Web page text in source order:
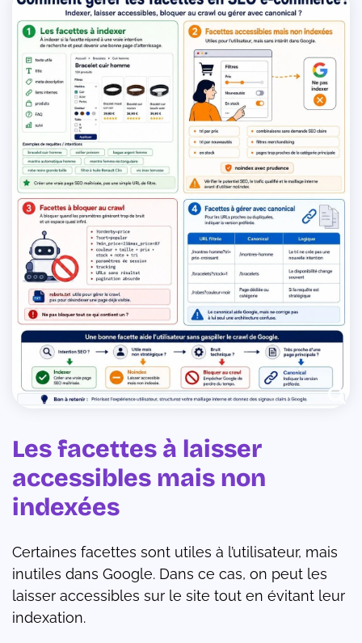
Les facettes à laisser
accessibles mais non
indexées
Certaines facettes sont utiles à l’utilisateur, mais
inutiles dans Google. Dans ce cas, on peut les
laisser accessibles sur le site tout en évitant leur
indexation.